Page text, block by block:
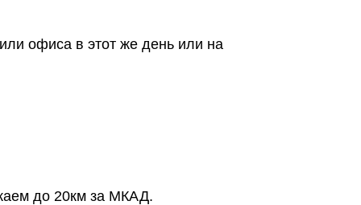
офиса в этот же день или на
до 20км за МКАД.